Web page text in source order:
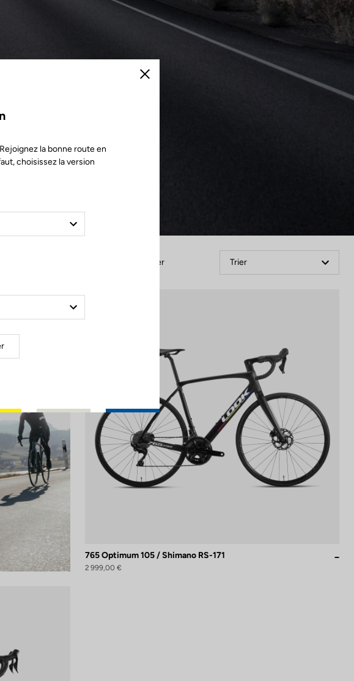
Filtrer Trier
765 Optimum 105 / Shimano RS-171
2 999,00 €
Fermer
la bonne route en
choisissez la version